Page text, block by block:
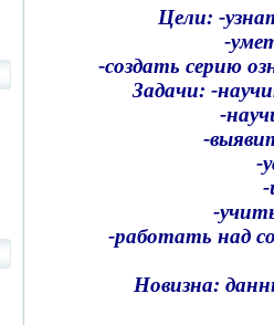
Цели: -
-
-создать серию
Задачи: -
-
-
-
-
-
-работать над
Новизна: